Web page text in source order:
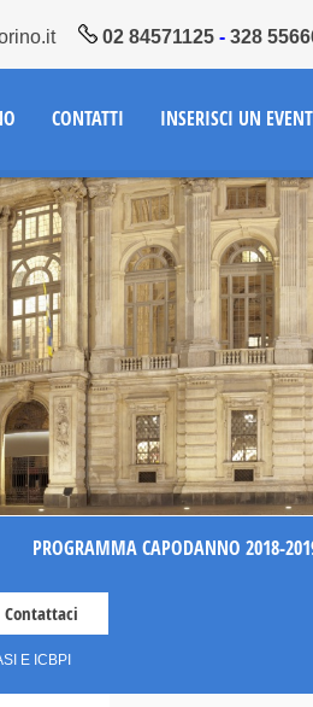
02 84571125 - 328
CONTATTI INSERISCI UN
PROGRAMMA CAPODANNO 2018-
Contattaci
E ICBPI